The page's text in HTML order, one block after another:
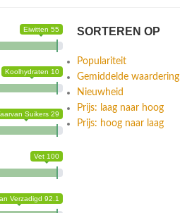
Eiwitten 55
Koolhydraten 10
Suikers 29
Vet 100
Verzadigd 92.1
SORTEREN OP
Populariteit
Gemiddelde waardering
Nieuwheid
Prijs: laag naar hoog
Prijs: hoog naar laag